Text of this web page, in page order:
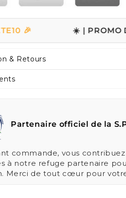
☀️ | PROMO D'ÉTÉ | ☀️
& Retours
Partenaire officiel de la
commande, vous
à notre refuge partenaire
Merci de tout cœur pour